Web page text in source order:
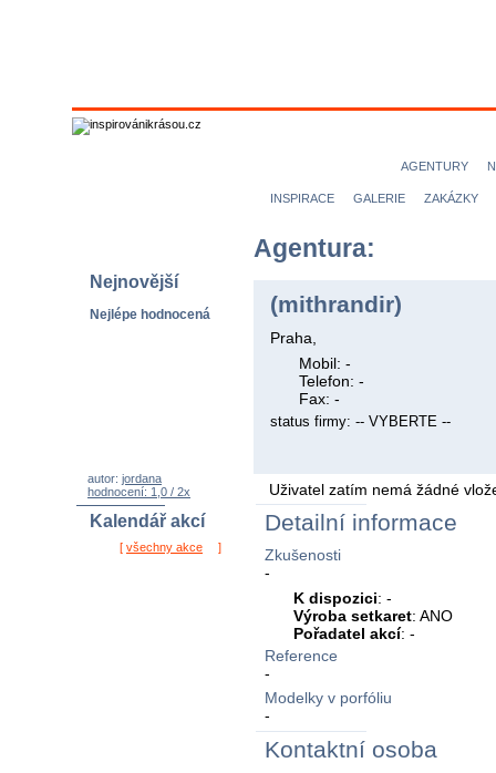
AGENTURY
INSPIRACE GALERIE ZAKÁZKY
Nejnovější
Nejlépe hodnocená
autor: jordana
hodnocení: 1,0 / 2x
Kalendář akcí
[ všechny akce ]
Agentura:
(mithrandir)
Praha,
Mobil: -
Telefon: -
Fax: -
status firmy: -- VYBERTE --
Uživatel zatím nemá žádné
Detailní informace
Zkušenosti
-
K dispozici: -
Výroba setkaret: ANO
Pořadatel akcí: -
Reference
-
Modelky v porfóliu
-
Kontaktní osoba